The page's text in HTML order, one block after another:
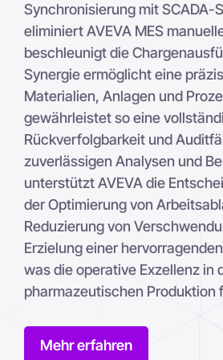
Synchronisierung mit SCADA-
eliminiert AVEVA MES
beschleunigt die
Synergie ermöglicht eine
Materialien, Anlagen und
gewährleistet so eine
Rückverfolgbarkeit und
zuverlässigen Analysen und
unterstützt AVEVA die
der Optimierung von
Reduzierung von
Erzielung einer
was die operative Exzellenz in
pharmazeutischen Produktion
Mehr erfahren